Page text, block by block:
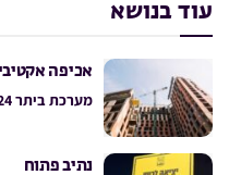
עוד בנושא
אכיפה
מערכת ביתר 24
נתיב פתוח